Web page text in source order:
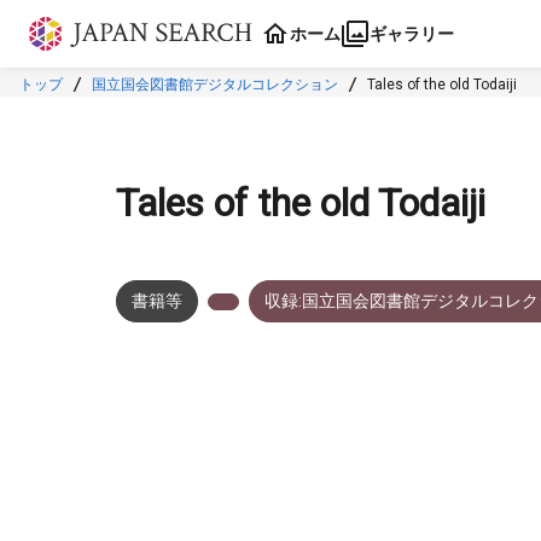
本文に飛ぶ
ホーム ギャラリー
トップ 国立国会図書館デジタルコレクション Tales of the old Todaiji
Tales of the old Todaiji
書籍等 収録:国立国会図書館デジタルコレ